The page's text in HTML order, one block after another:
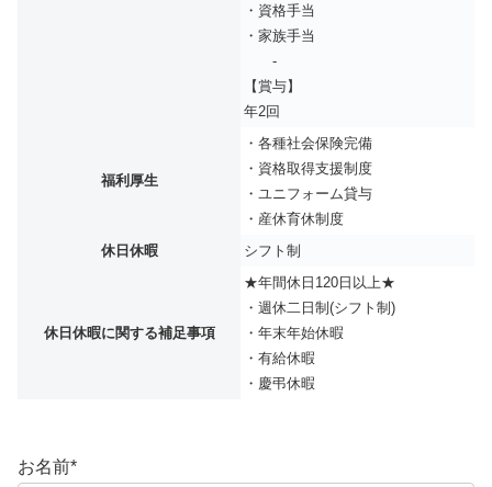
・資格手当
・家族手当
-
【賞与】
年2回
福利厚生
・各種社会保険完備
・資格取得支援制度
・ユニフォーム貸与
・産休育休制度
休日休暇
シフト制
休日休暇に関する補足事項
★年間休日120日以上★
・週休二日制(シフト制)
・年末年始休暇
・有給休暇
・慶弔休暇
お名前*